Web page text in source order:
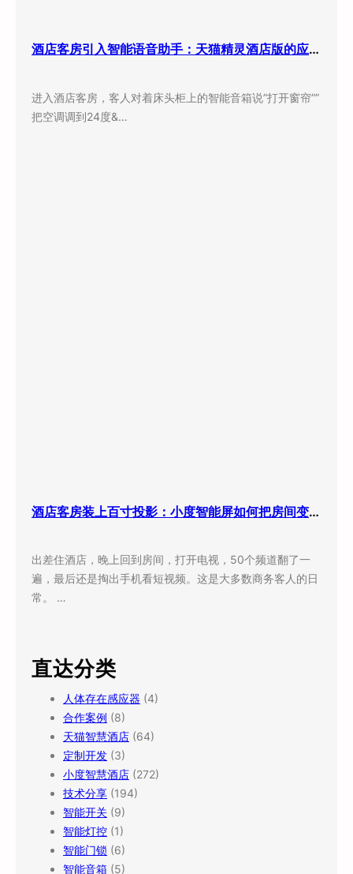
酒店客房引入智能语音助手：天猫精灵酒店版的应用现状与实际效果
进入酒店客房，客人对着床头柜上的智能音箱说”打开窗帘””
把空调调到24度&…
酒店客房装上百寸投影：小度智能屏如何把房间变成”第三空间”
出差住酒店，晚上回到房间，打开电视，50个频道翻了一
遍，最后还是掏出手机看短视频。这是大多数商务客人的日
常。 …
直达分类
人体存在感应器 (4)
合作案例 (8)
天猫智慧酒店 (64)
定制开发 (3)
小度智慧酒店 (272)
技术分享 (194)
智能开关 (9)
智能灯控 (1)
智能门锁 (6)
智能音箱 (5)